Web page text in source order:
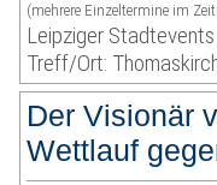
(mehrere Einzeltermine im
Leipziger Stadtevents
Treff/Ort:
Der Visionär
Wettlauf